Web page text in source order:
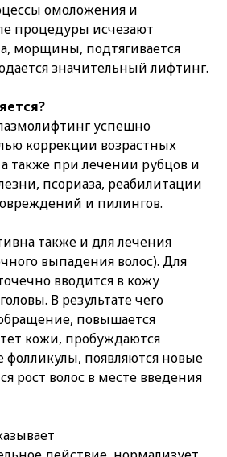
омоложения и
процедуры исчезают
морщины, подтягивается
значительный лифтинг.
успешно
коррекции возрастных
также при лечении рубцов и
псориаза, реабилитации
и пилингов.
также и для лечения
выпадения волос). Для
вводится в кожу
В результате чего
повышается
кожи, пробуждаются
фолликулы, появляются новые
рост волос в месте введения